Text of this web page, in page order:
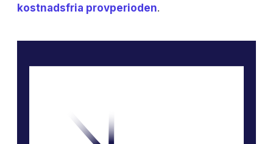
kostnadsfria provperioden.